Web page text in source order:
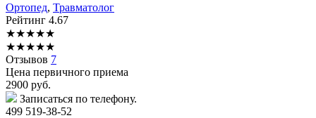
Ортопед, Травматолог
Рейтинг 4.67
★★★★★
★★★★★
Отзывов 7
Цена первичного приема
2900 руб.
Записаться по телефону.
499 519-38-52